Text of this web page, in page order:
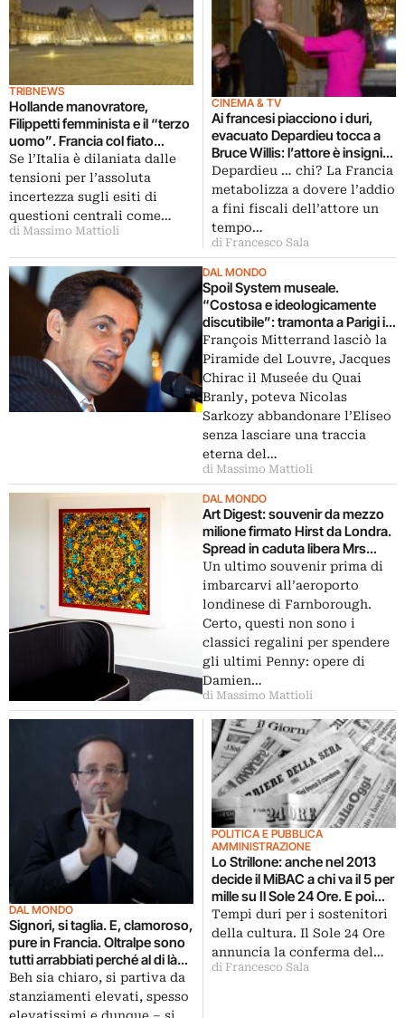
TRIBNEWS
Hollande manovratore,
Filippetti femminista e il “terzo
uomo”. Francia col fiato
sospeso per la scelta del
futuro direttore del Louvre: la
soluzione il 9 aprile
Se l’Italia è dilaniata dalle
tensioni per l’assoluta
incertezza sugli esiti di
questioni centrali come…
di Massimo Mattioli
CINEMA & TV
Ai francesi piacciono i duri,
evacuato Depardieu tocca a
Bruce Willis: l’attore è insignito
della medaglia di
Commendatore dell’Ordine
delle Arti. Grande festa chez
Hollande, ma sulla questione
delle tasse ai super ricchi…
Depardieu … chi? La Francia
metabolizza a dovere l’addio
a fini fiscali dell’attore un
tempo…
di Francesco Sala
DAL MONDO
Spoil System museale.
“Costosa e ideologicamente
discutibile”: tramonta a Parigi il
progetto della Maison de
l’Histoire de France, vessillo
della grandeur sarkozyana
François Mitterrand lasciò la
Piramide del Louvre, Jacques
Chirac il Museée du Quai
Branly, poteva Nicolas
Sarkozy abbandonare l’Eliseo
senza lasciare una traccia
eterna del…
di Massimo Mattioli
DAL MONDO
Art Digest: souvenir da mezzo
milione firmato Hirst da Londra.
Spread in caduta libera Mrs
Filippetti. SOS ADAA per gli
alluvionati di New York
Un ultimo souvenir prima di
imbarcarvi all’aeroporto
londinese di Farnborough.
Certo, questi non sono i
classici regalini per spendere
gli ultimi Penny: opere di
Damien…
di Massimo Mattioli
DAL MONDO
Signori, si taglia. E, clamoroso,
pure in Francia. Oltralpe sono
tutti arrabbiati perché al di là
delle promesse il budget
culturale del governo Hollande
sta facendo vedere il suo vero
Beh sia chiaro, si partiva da
stanziamenti elevati, spesso
POLITICA E PUBBLICA
AMMINISTRAZIONE
Lo Strillone: anche nel 2013
decide il MiBAC a chi va il 5 per
mille su Il Sole 24 Ore. E poi
Aurélie Filippetti e i privati, The
Tanks alla Tate, Aldo Rossi alla
Fondazione Vedova…
Tempi duri per i sostenitori
della cultura. Il Sole 24 Ore
annuncia la conferma del…
di Francesco Sala